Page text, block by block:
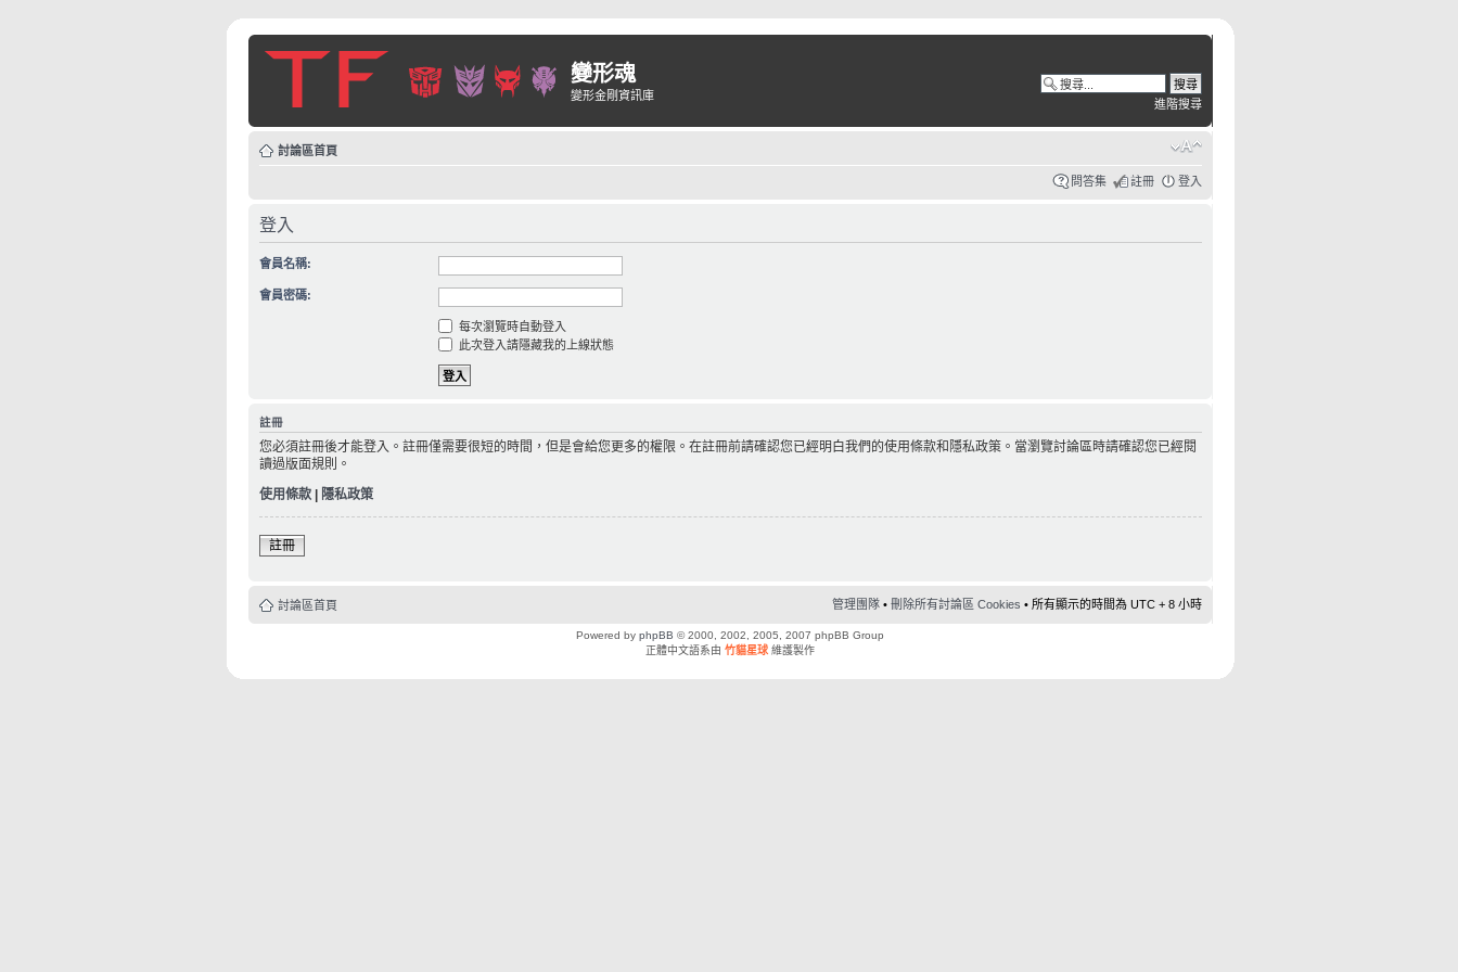
變形魂
變形金剛資訊庫
進階搜尋
討論區首頁
問答集 註冊 登入
登入
會員名稱:
會員密碼:
每次瀏覽時自動登入
此次登入請隱藏我的上線狀態
註冊
您必須註冊後才能登入。註冊僅需要很短的時間，但是會給您更多的權限。在註冊前請確認您已經明白我們的使用條款和隱私政策。當瀏覽討論區時請確認您已經閱
讀過版面規則。
使用條款| 隱私政策
註冊
討論區首頁 管理團隊 •刪除所有討論區 Cookies • 所有顯示的時間為 UTC + 8 小時
Powered byphpBB © 2000, 2002, 2005, 2007 phpBB Group
正體中文語系由竹貓星球 維護製作